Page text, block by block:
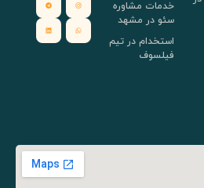
خدمات مشاوره
سئو در مشهد
استخدام در تیم
فیلسوف